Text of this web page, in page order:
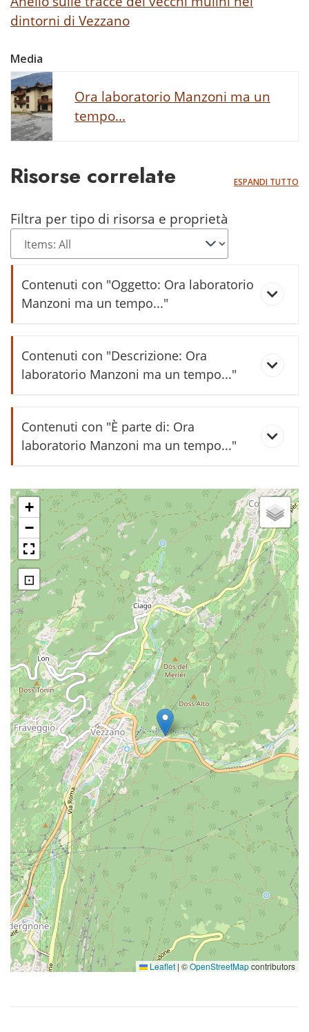
dintorni di Vezzano
Media
Ora laboratorio Manzoni ma un
tempo...
Risorse correlate ESPANDI TUTTO
Filtra per tipo di risorsa e proprietà
Contenuti con "Oggetto: Ora laboratorio
Manzoni ma un tempo..."
sommacco
Contenuti con "Descrizione: Ora
laboratorio Manzoni ma un tempo..."
Al vecchio mulino
Contenuti con "È parte di: Ora
laboratorio Manzoni ma un tempo..."
fusìna
mòla
rassica
+
−
⊡
Leaflet | ©OpenStreetMapcontributors